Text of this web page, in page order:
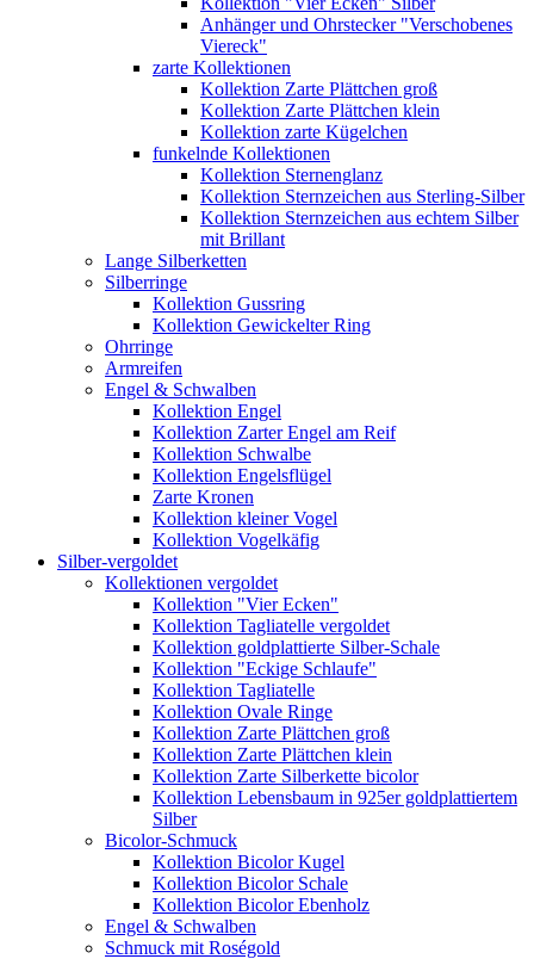
Anhänger und Ohrstecker "Verschobenes
Viereck"
zarte Kollektionen
Kollektion Zarte Plättchen groß
Kollektion Zarte Plättchen klein
Kollektion zarte Kügelchen
funkelnde Kollektionen
Kollektion Sternenglanz
Kollektion Sternzeichen aus Sterling-Silber
Kollektion Sternzeichen aus echtem Silber
mit Brillant
Lange Silberketten
Silberringe
Kollektion Gussring
Kollektion Gewickelter Ring
Ohrringe
Armreifen
Engel & Schwalben
Kollektion Engel
Kollektion Zarter Engel am Reif
Kollektion Schwalbe
Kollektion Engelsflügel
Zarte Kronen
Kollektion kleiner Vogel
Kollektion Vogelkäfig
Silber-vergoldet
Kollektionen vergoldet
Kollektion "Vier Ecken"
Kollektion Tagliatelle vergoldet
Kollektion goldplattierte Silber-Schale
Kollektion "Eckige Schlaufe"
Kollektion Tagliatelle
Kollektion Ovale Ringe
Kollektion Zarte Plättchen groß
Kollektion Zarte Plättchen klein
Kollektion Zarte Silberkette bicolor
Kollektion Lebensbaum in 925er goldplattiertem
Silber
Bicolor-Schmuck
Kollektion Bicolor Kugel
Kollektion Bicolor Schale
Kollektion Bicolor Ebenholz
Engel & Schwalben
Schmuck mit Roségold